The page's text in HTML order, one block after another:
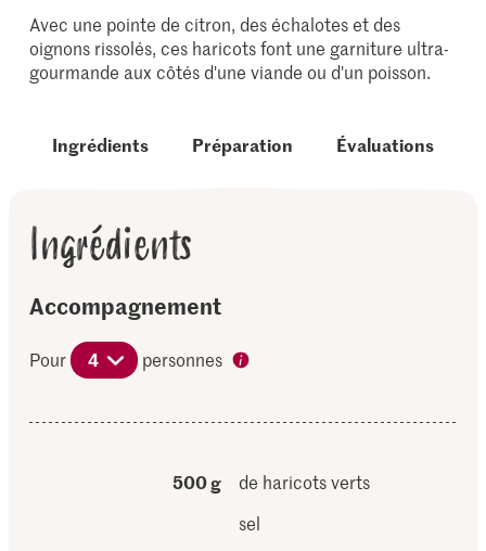
Avec une pointe de citron, des échalotes et des
oignons rissolés, ces haricots font une garniture ultra-
gourmande aux côtés d'une viande ou d'un poisson.
Ingrédients Préparation Évaluations
Ingrédients
Accompagnement
Pour 4 personnes
500 g
de haricots verts
sel